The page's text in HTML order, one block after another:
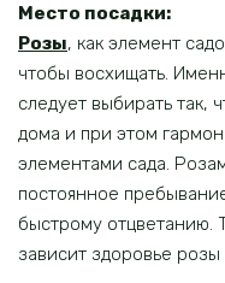
Место посадки:
Розы, как элемент
чтобы восхищать.
следует выбирать
дома и при этом
элементами сада.
постоянное
быстрому отцветанию.
зависит здоровье